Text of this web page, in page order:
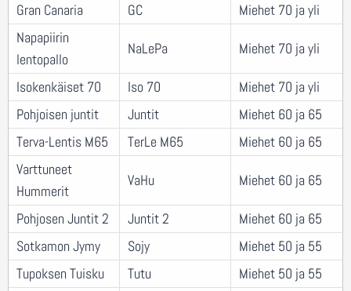
Gran Canaria
GC
Miehet 70 ja yli
Napapiirin
lentopallo
NaLePa Miehet 70 ja yli
Isokenkäiset 70 Iso 70
Miehet 70 ja yli
Pohjoisen juntit
Juntit
Miehet 60 ja 65
Terva-Lentis M65
TerLe M65
Miehet 60 ja 65
Varttuneet
Hummerit
VaHu Miehet 60 ja 65
Pohjosen Juntit 2 Juntit 2
Miehet 60 ja 65
Sotkamon Jymy
Sojy
Miehet 50 ja 55
Tupoksen Tuisku
Tutu
Miehet 50 ja 55